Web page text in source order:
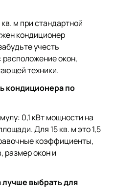
м при стандартной
кондиционер
учесть
окон,
техники.
кондиционера по
0,1 кВт мощности на
Для 15 кв. м это 1,5
коэффициенты,
размер окон и
выбрать для